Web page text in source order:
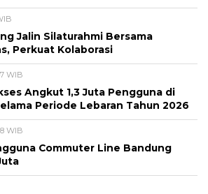
Jalin Silaturahmi Bersama
Perkuat Kolaborasi
WIB
Angkut 1,3 Juta Pengguna di
Periode Lebaran Tahun 2026
WIB
Commuter Line Bandung